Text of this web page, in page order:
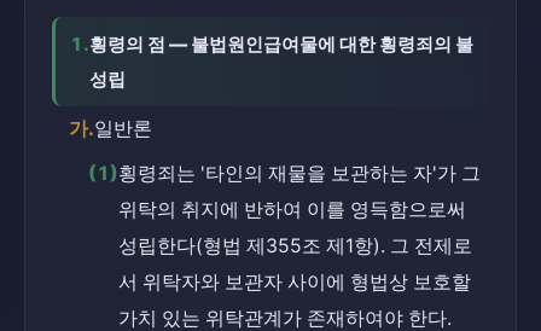
1.횡령의 점 — 불법원인급여물에 대한 횡령죄의 불
성립
가.일반론
(1)횡령죄는 '타인의 재물을 보관하는 자'가 그
위탁의 취지에 반하여 이를 영득함으로써
성립한다(형법 제355조 제1항). 그 전제로
서 위탁자와 보관자 사이에 형법상 보호할
가치 있는 위탁관계가 존재하여야 한다.